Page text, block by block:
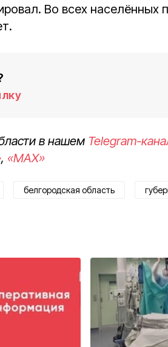
Во всех населённых
в нашем Telegram-
, «MAX»
белгородская область